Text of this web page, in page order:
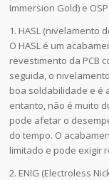
Immersion Gold) e
1. HASL (nivelamento
O HASL é um
revestimento da PCB
seguida, o
boa soldabilidade e é
entanto, não é muito
pode afetar o
do tempo. O
limitado e pode exigir
2. ENIG (Electroless